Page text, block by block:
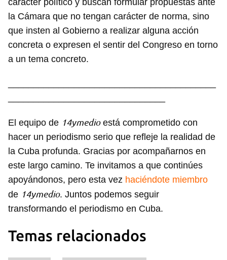
Para poder guardar como favorito, primero has de
iniciar sesión con tu cuenta de 14ymedio.
INICIAR SESIÓN
carácter político y buscan formular propuestas ante
la Cámara que no tengan carácter de norma, sino
que insten al Gobierno a realizar alguna acción
concreta o expresen el sentir del Congreso en torno
a un tema concreto.
El equipo de 14ymedioestá comprometido con
hacer un periodismo serio que refleje la realidad de
la Cuba profunda. Gracias por acompañarnos en
este largo camino. Te invitamos a que continúes
apoyándonos, pero esta vez haciéndote miembro
de 14ymedio. Juntos podemos seguir
transformando el periodismo en Cuba.
Temas relacionados